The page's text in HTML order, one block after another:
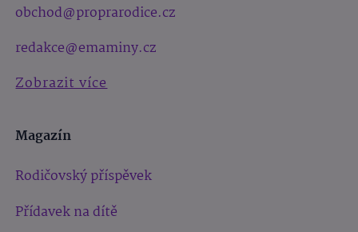
obchod@proprarodice.cz
redakce@emaminy.cz
Zobrazit více
Magazín
Rodičovský příspěvek
Přídavek na dítě